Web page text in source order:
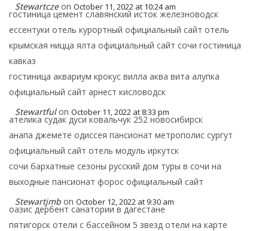
Stewartcze on October 11, 2022 at 10:24 am
гостиница цемент славянский исток железноводск
ессентуки отель курортный официальный сайт отель
крымская ницца ялта официальный сайт сочи гостиница
кавказ
гостиница аквариум крокус вилла аква вита алупка
официальный сайт арнест кисловодск
Stewartful on October 11, 2022 at 8:33 pm
ателика судак дуси ковальчук 252 новосибирск
анапа джемете одиссея пансионат метрополис сургут
официальный сайт отель модуль иркутск
сочи бархатные сезоны русский дом туры в сочи на
выходные пансионат форос официальный сайт
Stewartjmb on October 12, 2022 at 9:30 am
оазис дербент санатории в дагестане
пятигорск отели с бассейном 5 звезд отели на карте